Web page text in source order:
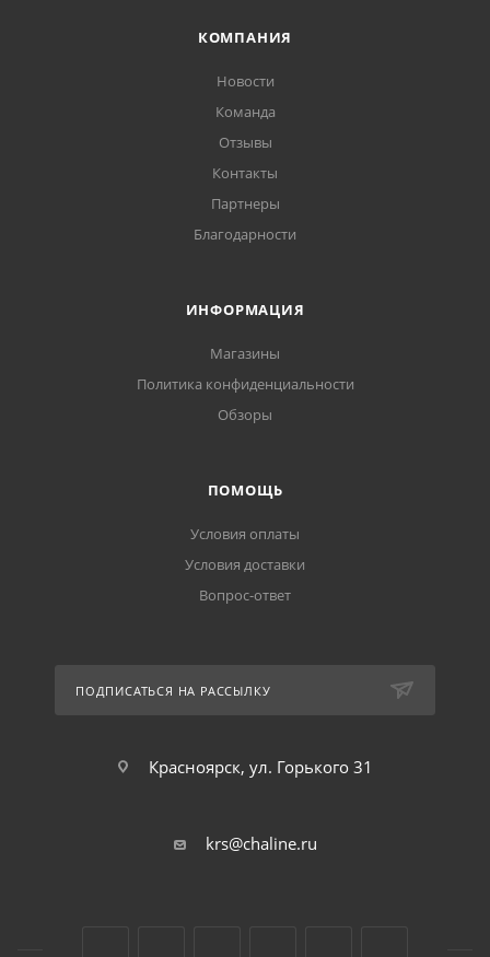
КОМПАНИЯ
Новости
Команда
Отзывы
Контакты
Партнеры
Благодарности
ИНФОРМАЦИЯ
Магазины
Политика конфиденциальности
Обзоры
ПОМОЩЬ
Условия оплаты
Условия доставки
Вопрос-ответ
ПОДПИСАТЬСЯ НА РАССЫЛКУ
Красноярск, ул. Горького 31
krs@chaline.ru